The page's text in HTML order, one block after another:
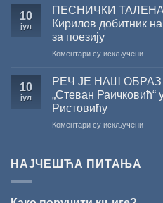
Сали
10
јул
ПЕСНИЧКИ
Кирилов добитник
за поезију
Коментари су искљученина
ИЗ
10
јул
РЕЧ ЈЕ НАШ ОБРАЗ
„Стеван Раичковић“
Ристовићу
Коментари су искљученина
НАЈЧЕШЋА ПИТАЊА